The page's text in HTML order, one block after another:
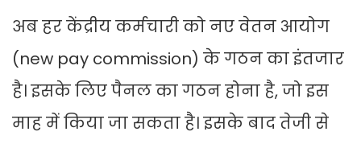
अब हर केंद्रीय कर्मचारी को नए वेतन आयोग
(new pay commission) के गठन का इंतजार
है। इसके लिए पैनल का गठन होना है, जो इस
माह में किया जा सकता है। इसके बाद तेजी से